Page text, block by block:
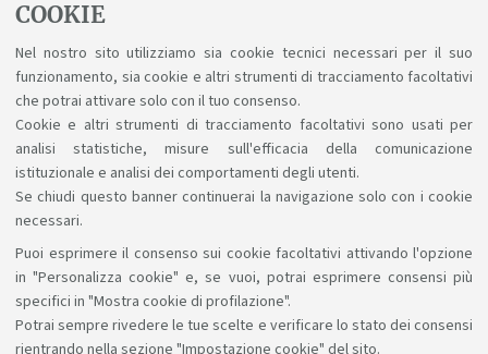
COOKIE
Nel nostro sito utilizziamo sia cookie tecnici necessari per il suo
funzionamento, sia cookie e altri strumenti di tracciamento facoltativi
che potrai attivare solo con il tuo consenso.
Cookie e altri strumenti di tracciamento facoltativi sono usati per
analisi statistiche, misure sull'efficacia della comunicazione
istituzionale e analisi dei comportamenti degli utenti.
Se chiudi questo banner continuerai la navigazione solo con i cookie
necessari.
Puoi esprimere il consenso sui cookie facoltativi attivando l'opzione
in "Personalizza cookie" e, se vuoi, potrai esprimere consensi più
specifici in "Mostra cookie di profilazione".
Potrai sempre rivedere le tue scelte e verificare lo stato dei consensi
rientrando nella sezione "Impostazione cookie" del sito.
Biblioteche e risorse digitali
Un patrimonio fatto di scienza, arte, storia a
tua disposizione gratuitamente, anche online.
Sosteniamo il diritto alla conoscenza
Seguici su: